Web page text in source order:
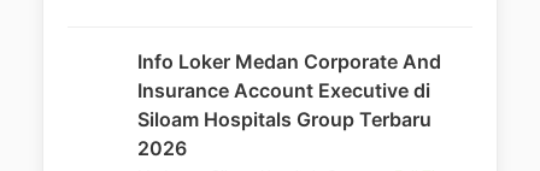
Info Loker Medan Corporate And
Insurance Account Executive di
Siloam Hospitals Group Terbaru
2026